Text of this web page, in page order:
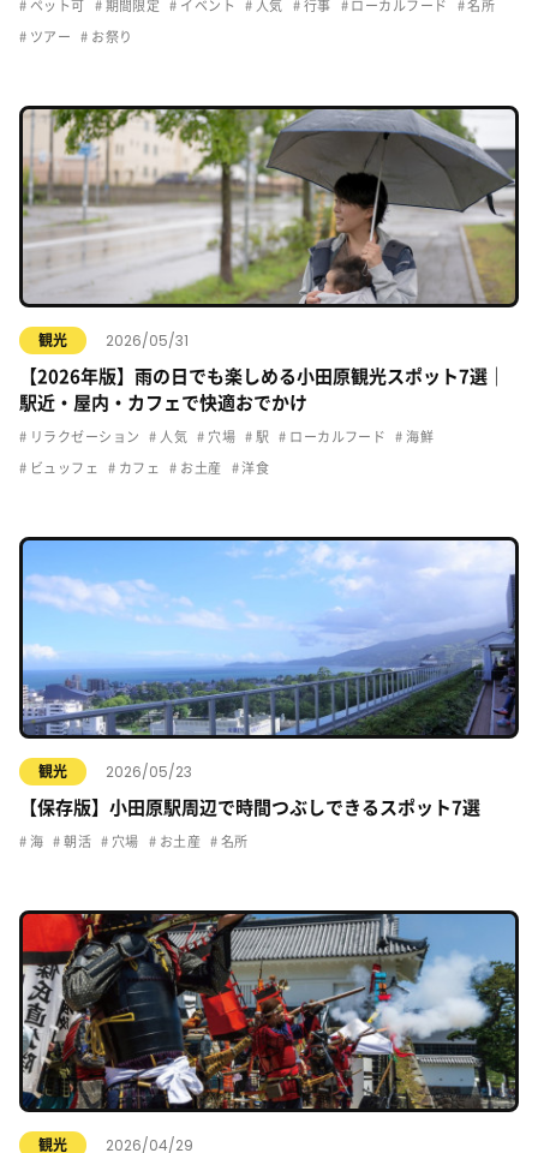
ペット可 期間限定 イベント 人気 行事 ローカルフード 名所
ツアー お祭り
観光 2026/05/31
【2026年版】雨の日でも楽しめる小田原観光スポット7選｜
駅近・屋内・カフェで快適おでかけ
リラクゼーション 人気 穴場 駅 ローカルフード 海鮮
ビュッフェ カフェ お土産 洋食
観光 2026/05/23
【保存版】小田原駅周辺で時間つぶしできるスポット7選
海 朝活 穴場 お土産 名所
観光 2026/04/29